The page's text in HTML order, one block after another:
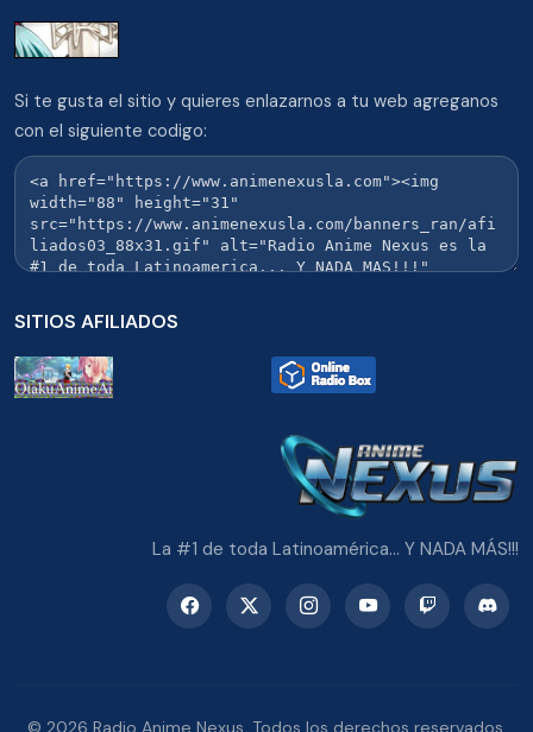
Si te gusta el sitio y quieres enlazarnos a tu web agreganos
con el siguiente codigo:
SITIOS AFILIADOS
La #1 de toda Latinoamérica... Y NADA MÁS!!!
© 2026 Radio Anime Nexus. Todos los derechos reservados.